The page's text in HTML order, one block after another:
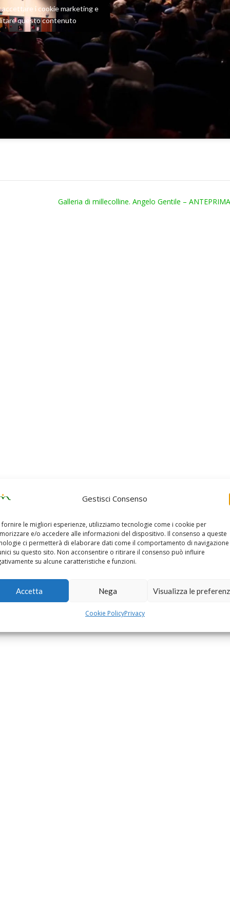
Gestisci Consenso
fornire le migliori esperienze, utilizziamo tecnologie come i cookie per
e/o accedere alle informazioni del dispositivo. Il consenso a queste
ci permetterà di elaborare dati come il comportamento di
su questo sito. Non acconsentire o ritirare il consenso può influire
su alcune caratteristiche e funzioni.
Accetta Nega Visualizza le
Cookie PolicyPrivacy
accettare i cookie marketing e
questo contenuto
Galleria di millecolline. Angelo Gentile –